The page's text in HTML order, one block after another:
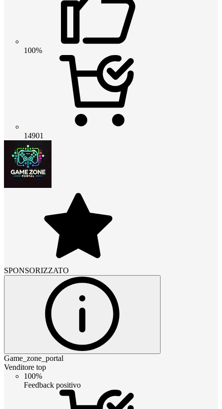
100%
14901
SPONSORIZZATO
Game_zone_portal
Venditore top
100%
Feedback positivo